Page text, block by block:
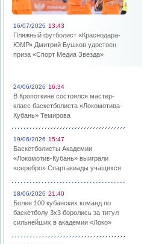
16/07/2026 13:43
Пляжный футболист «Краснодара-
ЮМР» Дмитрий Бушков удостоен
приза «Спорт Медиа Звезда»
24/06/2026 16:34
В Кропоткине состоялся мастер-
класс баскетболиста «Локомотива-
Кубань» Темирова
19/06/2026 15:47
Баскетболисты Академии
«Локомотив-Кубань» выиграли
«серебро» Спартакиады учащихся
18/06/2026 21:40
Более 100 кубанских команд по
баскетболу 3х3 боролись за титул
сильнейших в академии «Локо»